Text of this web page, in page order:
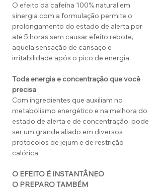
O efeito da cafeína 100% natural em
sinergia com a formulação permite o
prolongamento do estado de alerta por
até 5 horas sem causar efeito rebote,
aquela sensação de cansaço e
irritabilidade após o pico de energia.
Toda energia e concentração que você
precisa
Com ingredientes que auxiliam no
metabolismo energético e na melhora do
estado de alerta e de concentração, pode
ser um grande aliado em diversos
protocolos de jejum e de restrição
calórica.
O EFEITO É INSTANTÂNEO
O PREPARO TAMBÉM